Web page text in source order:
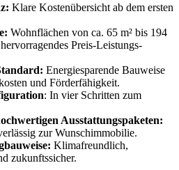
Klare Kostenübersicht ab dem ersten
Wohnflächen von ca. 65 m² bis 194
Preis-Leistungs-
Energiesparende Bauweise
und Förderfähigkeit.
: In vier Schritten zum
Ausstattungspaketen:
zur Wunschimmobilie.
Klimafreundlich,
zukunftssicher.